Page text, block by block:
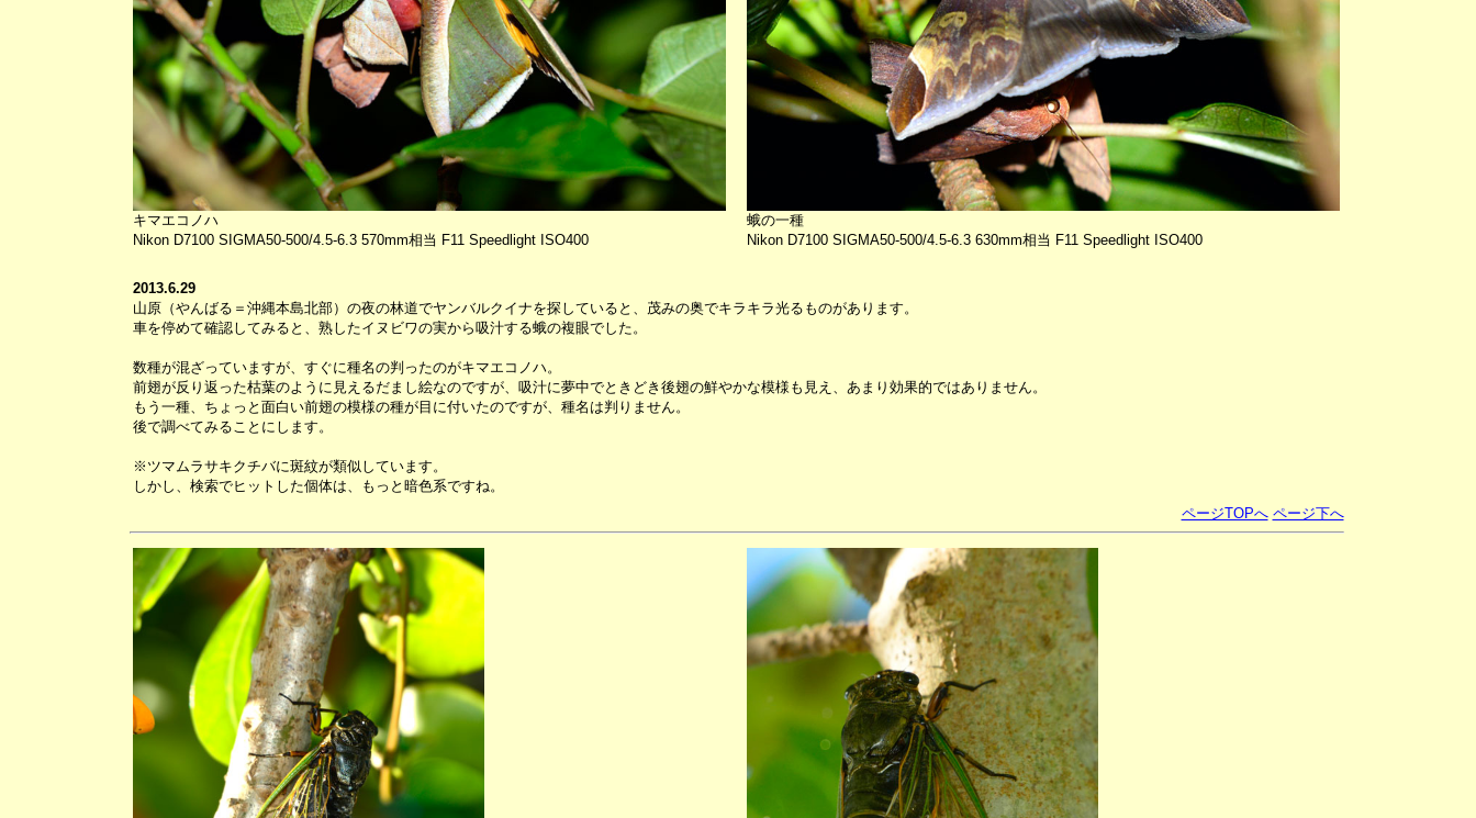
キマエコノハ
Nikon D7100 SIGMA50-500/4.5-6.3 570mm相当 F11 Speedlight ISO400
蛾の一種
Nikon D7100 SIGMA50-500/4.5-6.3 630mm相当 F11 Speedlight ISO400
2013.6.29
山原（やんばる＝沖縄本島北部）の夜の林道でヤンバルクイナを探していると、茂みの奥でキラキラ光るものがあります。
車を停めて確認してみると、熟したイヌビワの実から吸汁する蛾の複眼でした。
数種が混ざっていますが、すぐに種名の判ったのがキマエコノハ。
前翅が反り返った枯葉のように見えるだまし絵なのですが、吸汁に夢中でときどき後翅の鮮やかな模様も見え、あまり効果的ではありません。
もう一種、ちょっと面白い前翅の模様の種が目に付いたのですが、種名は判りません。
後で調べてみることにします。
※ツマムラサキクチバに斑紋が類似しています。
しかし、検索でヒットした個体は、もっと暗色系ですね。
ページTOPへ ページ下へ